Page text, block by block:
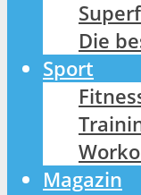
Die
Sport
Magazin